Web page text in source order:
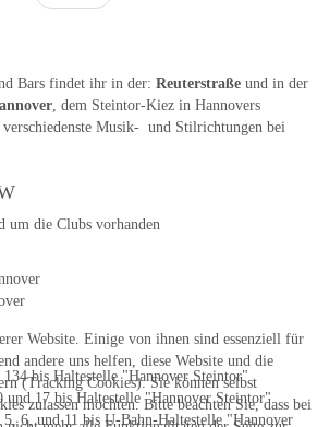
Bars findet ihr in der: Reuterstraße und in der
, dem Steintor-Kiez in Hannovers
Musik- und Stilrichtungen bei
um die Clubs vorhanden
bis Haltestelle "Hannover Steintor"
und 17 bis Haltestelle "Hannover Steintor"
6, und 11 bis U-Bahn-Haltestelle "Hannover
Website. Einige von ihnen sind essenziell für
andere uns helfen, diese Website und die
(Tracking Cookies). Sie können selbst
zulassen möchten. Bitte beachten Sie, dass bei